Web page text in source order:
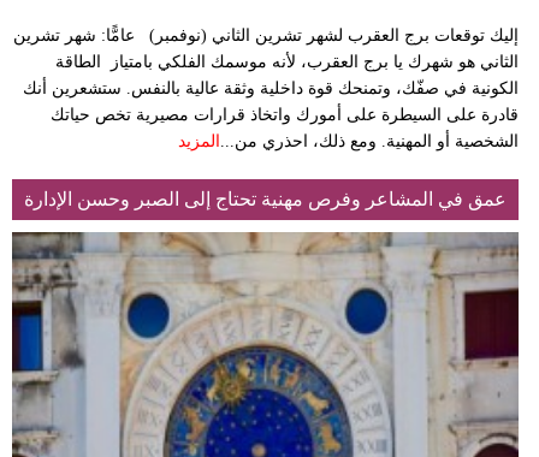
إليك توقعات برج العقرب لشهر تشرين الثاني (نوفمبر) عامًّا: شهر تشرين
الثاني هو شهرك يا برج العقرب، لأنه موسمك الفلكي بامتياز الطاقة
الكونية في صفّك، وتمنحك قوة داخلية وثقة عالية بالنفس. ستشعرين أنك
قادرة على السيطرة على أمورك واتخاذ قرارات مصيرية تخص حياتك
الشخصية أو المهنية. ومع ذلك، احذري من... المزيد
عمق في المشاعر وفرص مهنية تحتاج إلى الصبر وحسن الإدارة